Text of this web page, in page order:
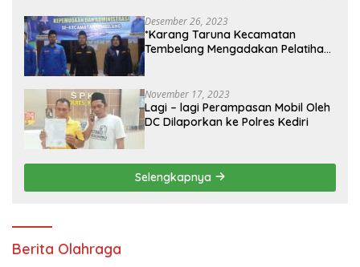
Desember 26, 2023
*Karang Taruna Kecamatan
Tembelang Mengadakan Pelatihan
November 17, 2023
Lagi – lagi Perampasan Mobil Oleh
DC Dilaporkan ke Polres Kediri
Selengkapnya
Berita Olahraga